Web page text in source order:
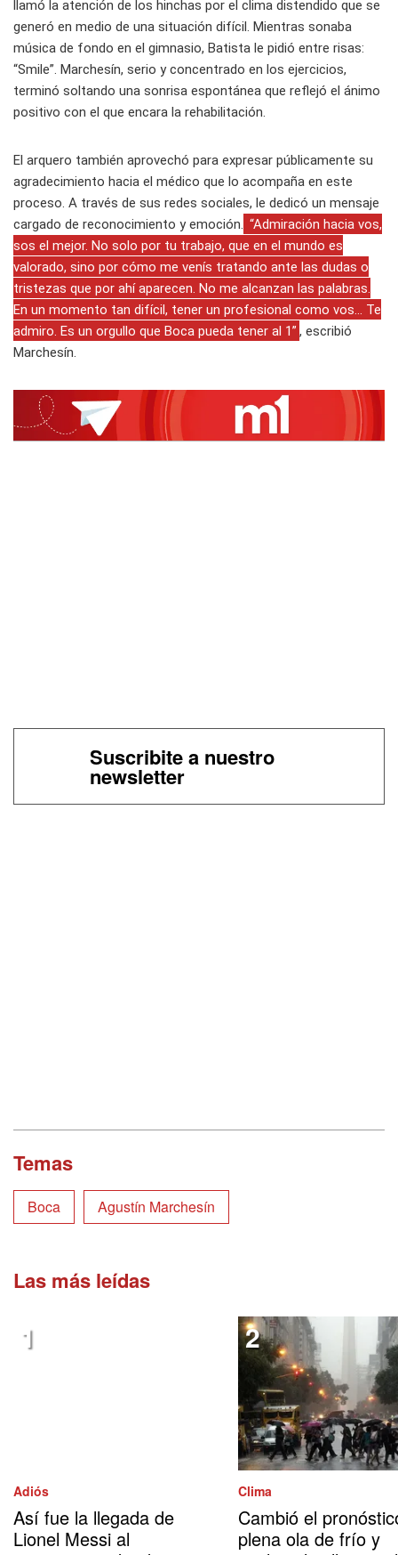
llamó la atención de los hinchas por el clima distendido que se
generó en medio de una situación difícil. Mientras sonaba
música de fondo en el gimnasio, Batista le pidió entre risas:
“Smile”. Marchesín, serio y concentrado en los ejercicios,
terminó soltando una sonrisa espontánea que reflejó el ánimo
positivo con el que encara la rehabilitación.
El arquero también aprovechó para expresar públicamente su
agradecimiento hacia el médico que lo acompaña en este
proceso. A través de sus redes sociales, le dedicó un mensaje
cargado de reconocimiento y emoción. “Admiración hacia vos,
sos el mejor. No solo por tu trabajo, que en el mundo es
valorado, sino por cómo me venís tratando ante las dudas o
tristezas que por ahí aparecen. No me alcanzan las palabras.
En un momento tan difícil, tener un profesional como vos... Te
admiro. Es un orgullo que Boca pueda tener al 1” , escribió
Marchesín.
Suscribite a nuestro
newsletter
Temas
Boca Agustín Marchesín
Las más leídas
Adiós
Así fue la llegada de
Lionel Messi al
Clima
Cambió el
plena ola de frío y